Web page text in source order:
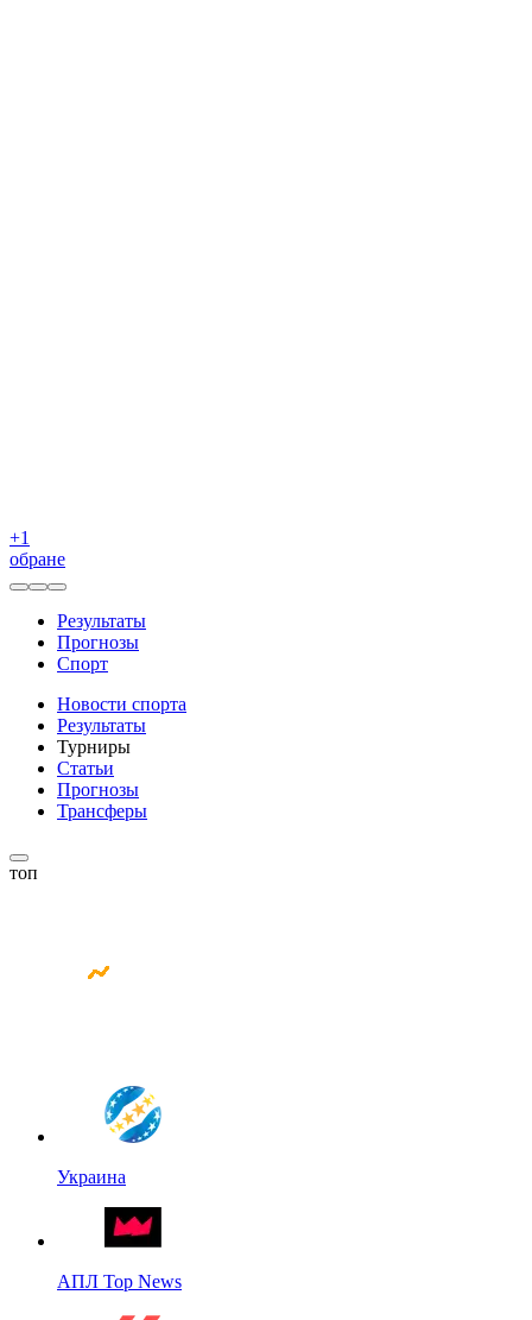
+1
обране
Результаты
Прогнозы
Спорт
Новости спорта
Результаты
Турниры
Статьи
Прогнозы
Трансферы
топ
Украина
АПЛ Top News